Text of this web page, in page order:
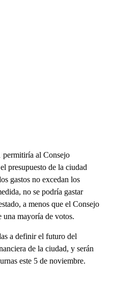
permitiría al Consejo
presupuesto de la ciudad
gastos no excedan los
no se podría gastar
a menos que el Consejo
una mayoría de votos.
a definir el futuro del
de la ciudad, y serán
este 5 de noviembre.